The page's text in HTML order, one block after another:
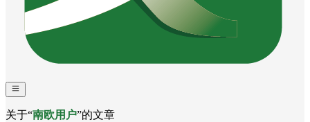
关于“南欧用户”的文章